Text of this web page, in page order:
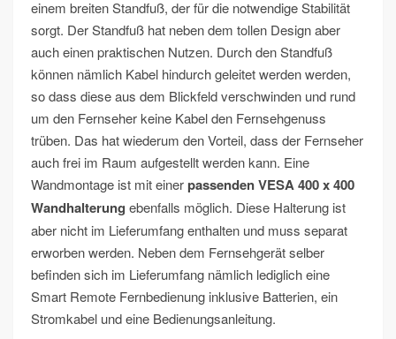
einem breiten Standfuß, der für die notwendige Stabilität
sorgt. Der Standfuß hat neben dem tollen Design aber
auch einen praktischen Nutzen. Durch den Standfuß
können nämlich Kabel hindurch geleitet werden werden,
so dass diese aus dem Blickfeld verschwinden und rund
um den Fernseher keine Kabel den Fernsehgenuss
trüben. Das hat wiederum den Vorteil, dass der Fernseher
auch frei im Raum aufgestellt werden kann. Eine
Wandmontage ist mit einerpassenden VESA 400 x 400
Wandhalterung ebenfalls möglich. Diese Halterung ist
aber nicht im Lieferumfang enthalten und muss separat
erworben werden. Neben dem Fernsehgerät selber
befinden sich im Lieferumfang nämlich lediglich eine
Smart Remote Fernbedienung inklusive Batterien, ein
Stromkabel und eine Bedienungsanleitung.